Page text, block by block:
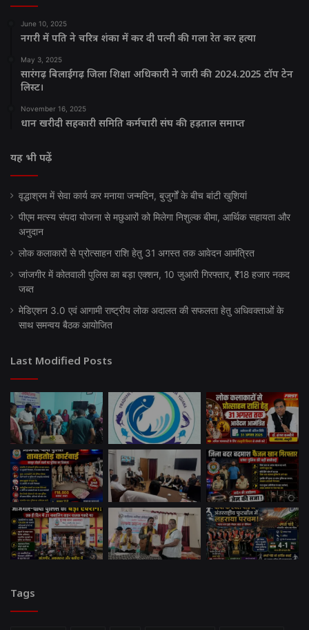
June 10, 2025
नगरी में पति ने चरित्र शंका में कर दी पत्नी की गला रेत कर हत्या
May 3, 2025
सारंगढ़ बिलाईगढ़ जिला शिक्षा अधिकारी ने जारी की 2024.2025 टॉप टेन
लिस्ट।
November 16, 2025
धान खरीदी सहकारी समिति कर्मचारी संघ की हड़ताल समाप्त
यह भी पढ़ें
वृद्धाश्रम में सेवा कार्य कर मनाया जन्मदिन, बुजुर्गों के बीच बांटी खुशियां
पीएम मत्स्य संपदा योजना से मछुआरों को मिलेगा निशुल्क बीमा, आर्थिक सहायता और
अनुदान
लोक कलाकारों से प्रोत्साहन राशि हेतु 31 अगस्त तक आवेदन आमंत्रित
जांजगीर में कोतवाली पुलिस का बड़ा एक्शन, 10 जुआरी गिरफ्तार, ₹18 हजार नकद
जब्त
मेडिएशन 3.0 एवं आगामी राष्ट्रीय लोक अदालत की सफलता हेतु अधिवक्ताओं के
साथ समन्वय बैठक आयोजित
Last Modified Posts
Tags